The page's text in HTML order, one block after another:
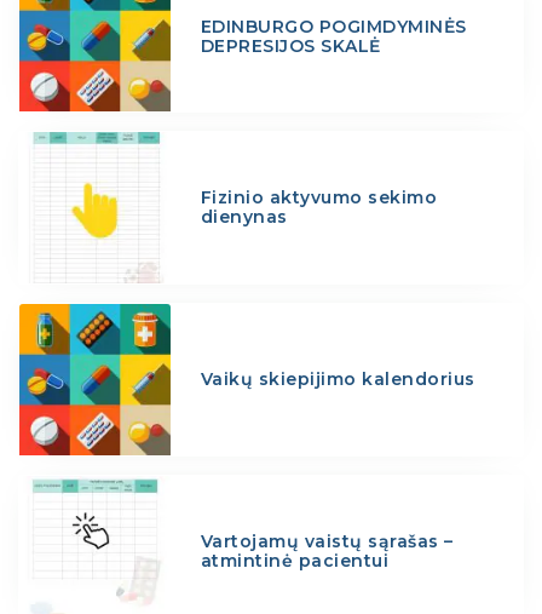
EDINBURGO POGIMDYMINĖS
DEPRESIJOS SKALĖ
Fizinio aktyvumo sekimo
dienynas
Vaikų skiepijimo kalendorius
Vartojamų vaistų sąrašas –
atmintinė pacientui